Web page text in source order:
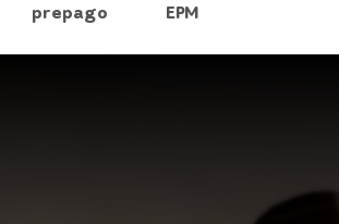
prepago
EPM